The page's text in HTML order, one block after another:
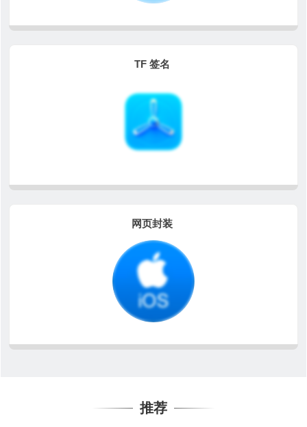
TF 签名
网页封装
推荐